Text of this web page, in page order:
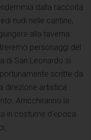
dalla raccolta
nudi nelle cantine,
alla taverna.
personaggi del
di San Leonardo si
scritte da
direzione artistica
Arricchiranno la
in costume d’epoca